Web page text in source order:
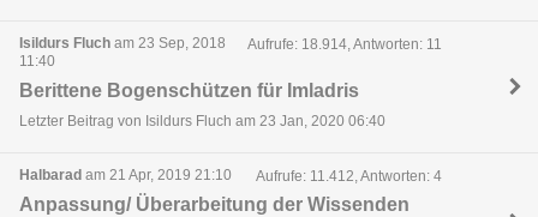
Isildurs Fluch am 23 Sep, 2018
11:40
Aufrufe: 18.914, Antworten: 11
Berittene Bogenschützen für Imladris
Letzter Beitrag von Isildurs Fluch am 23 Jan, 2020 06:40
Halbarad am 21 Apr, 2019 21:10 Aufrufe: 11.412, Antworten: 4
Anpassung/ Überarbeitung der Wissenden